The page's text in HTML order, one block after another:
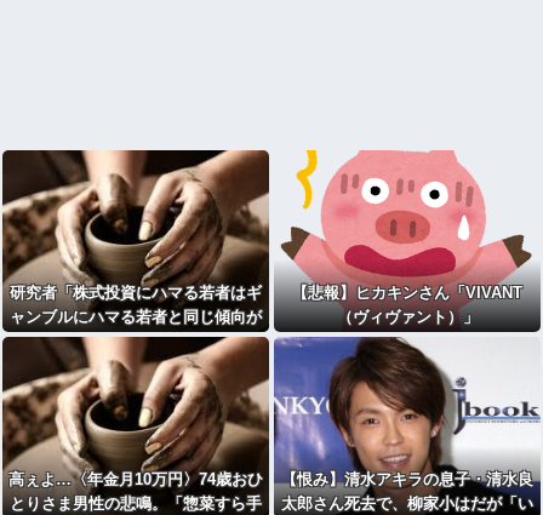
研究者「株式投資にハマる若者はギ
ャンブルにハマる若者と同じ傾向が
ある」
【悲報】ヒカキンさん「VIVANT
（ヴィヴァント）」
高ぇよ…〈年金月10万円〉74歳おひ
とりさま男性の悲鳴。「惣菜すら手
【恨み】清水アキラの息子・清水良
太郎さん死去で、柳家小はだが「い